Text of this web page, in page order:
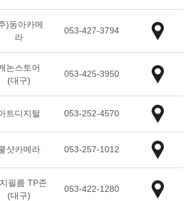
)동아카메
라
053-427-3794
논스토어
(대구)
053-425-3950
트디지털 053-252-4570
샷카메라 053-257-1012
필름 TP존
(대구)
053-422-1280